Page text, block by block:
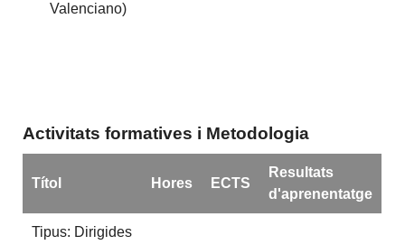
Valenciano)
Activitats formatives i Metodologia
Títol Hores ECTS
Resultats
d'aprenentatge
Tipus: Dirigides